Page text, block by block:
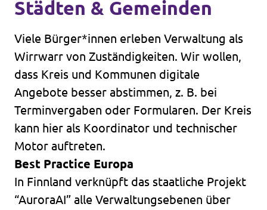
Städten & Gemeinden
Viele Bürger*innen erleben Verwaltung als
Wirrwarr von Zuständigkeiten. Wir wollen,
dass Kreis und Kommunen digitale
Angebote besser abstimmen, z. B. bei
Terminvergaben oder Formularen. Der Kreis
kann hier als Koordinator und technischer
Motor auftreten.
Best Practice Europa
In Finnland verknüpft das staatliche Projekt
“AuroraAI” alle Verwaltungsebenen über